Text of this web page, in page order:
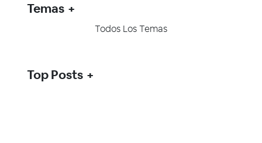
Temas
Todos Los Temas
Top Posts